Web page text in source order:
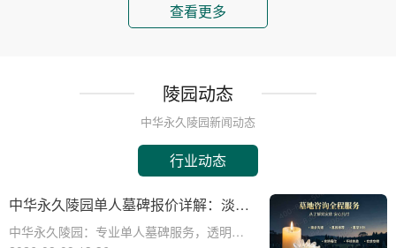
查看更多
陵园动态
中华永久陵园新闻动态
行业动态
中华永久陵园单人墓碑报价详解：淡季
下单享数千元优惠
中华永久陵园：专业单人墓碑服务，透明报